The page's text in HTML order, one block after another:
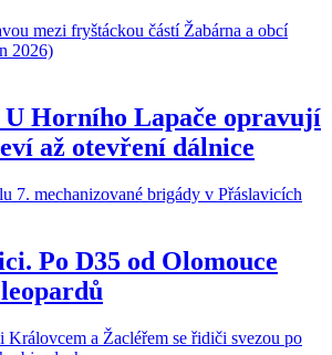
U Horního Lapače opravují
až otevření dálnice
Po D35 od Olomouce